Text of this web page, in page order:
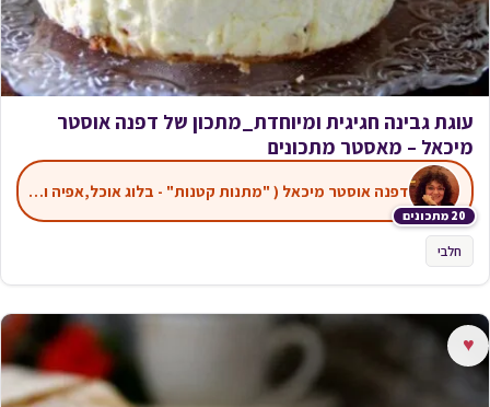
עוגת גבינה חגיגית ומיוחדת_מתכון של דפנה אוסטר
מיכאל – מאסטר מתכונים
20 מתכונים
דפנה אוסטר מיכאל ( "מתנות קטנות" - בלוג אוכל,אפיה ועוד)
חלבי
♥